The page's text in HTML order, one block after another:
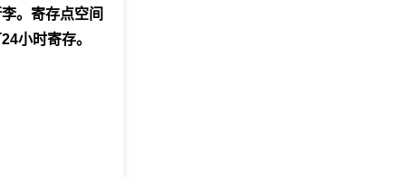
。寄存点空间
小时寄存。